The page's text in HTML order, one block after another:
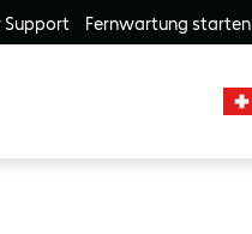
Support Fernwartung starten